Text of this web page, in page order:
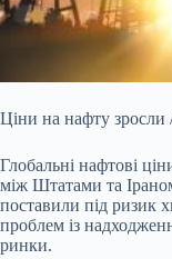
Ціни на нафту зросли
Глобальні нафтові
між Штатами та
поставили під ризик
проблем із
ринки.